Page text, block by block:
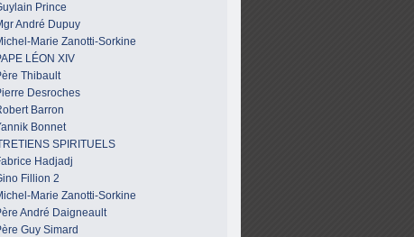
Prince
André Dupuy
Marie Zanotti-Sorkine
LÉON XIV
Thibault
Desroches
Barron
Bonnet
SPIRITUELS
Hadjadj
Fillion 2
Marie Zanotti-Sorkine
André Daigneault
Guy Simard